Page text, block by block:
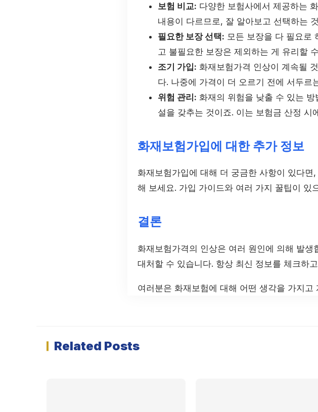
보험 비교: 다양한 보험사에서 제공하는
내용이 다르므로, 잘 알아보고 선택하는
필요한 보장 선택: 모든 보장을 다 필요로
고 불필요한 보장은 제외하는 게 유리할
조기 가입: 화재보험가격 인상이 계속될
다. 나중에 가격이 더 오르기 전에 서두르
위험 관리: 화재의 위험을 낮출 수 있는
설을 갖추는 것이죠. 이는 보험금 산정 시
화재보험가입에 대한 추가 정보
화재보험가입에 대해 더 궁금한 사항이 있다면
해 보세요. 가입 가이드와 여러 가지 꿀팁이 있
결론
화재보험가격의 인상은 여러 원인에 의해 발
대처할 수 있습니다. 항상 최신 정보를 체크하
여러분은 화재보험에 대해 어떤 생각을 가지
Related Posts